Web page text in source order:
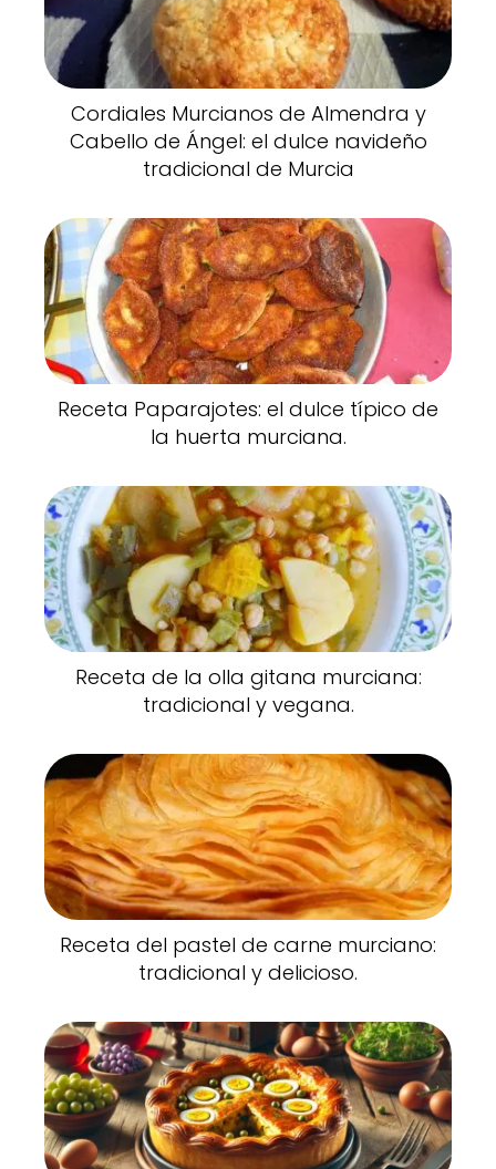
Cordiales Murcianos de Almendra y
Cabello de Ángel: el dulce navideño
tradicional de Murcia
Receta Paparajotes: el dulce típico de
la huerta murciana.
Receta de la olla gitana murciana:
tradicional y vegana.
Receta del pastel de carne murciano:
tradicional y delicioso.